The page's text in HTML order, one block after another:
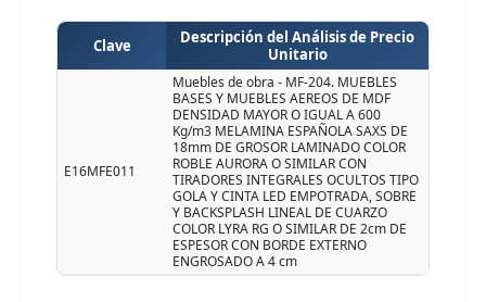
Clave
Descripción del Análisis de Precio
Unitario
E16MFE011
Muebles de obra - MF-204. MUEBLES
BASES Y MUEBLES AEREOS DE MDF
DENSIDAD MAYOR O IGUAL A 600
Kg/m3 MELAMINA ESPAÑOLA SAXS DE
18mm DE GROSOR LAMINADO COLOR
ROBLE AURORA O SIMILAR CON
TIRADORES INTEGRALES OCULTOS TIPO
GOLA Y CINTA LED EMPOTRADA, SOBRE
Y BACKSPLASH LINEAL DE CUARZO
COLOR LYRA RG O SIMILAR DE 2cm DE
ESPESOR CON BORDE EXTERNO
ENGROSADO A 4 cm